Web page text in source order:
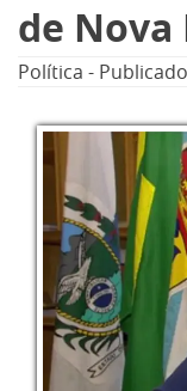
de Nova
Política -